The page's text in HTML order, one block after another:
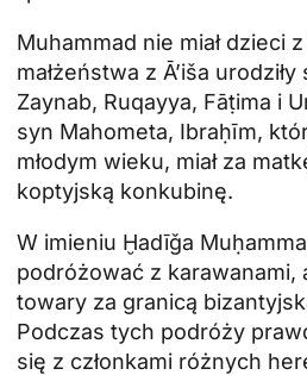
Muhammad nie miał dzieci
małżeństwa z Āʼiša
Zaynab, Ruqayya, Fāṭima i
syn Mahometa, Ibraḥīm,
młodym wieku, miał za
koptyjską konkubinę.
W imieniu Ḫadīǧa
podróżować z karawanami,
towary za granicą
Podczas tych podróży
się z członkami różnych